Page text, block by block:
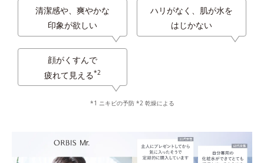
清潔感や、爽やかな
印象が欲しい
ハリがなく、肌が水を
はじかない
顔がくすんで
疲れて見える*2
*1 ニキビの予防 *2 乾燥による